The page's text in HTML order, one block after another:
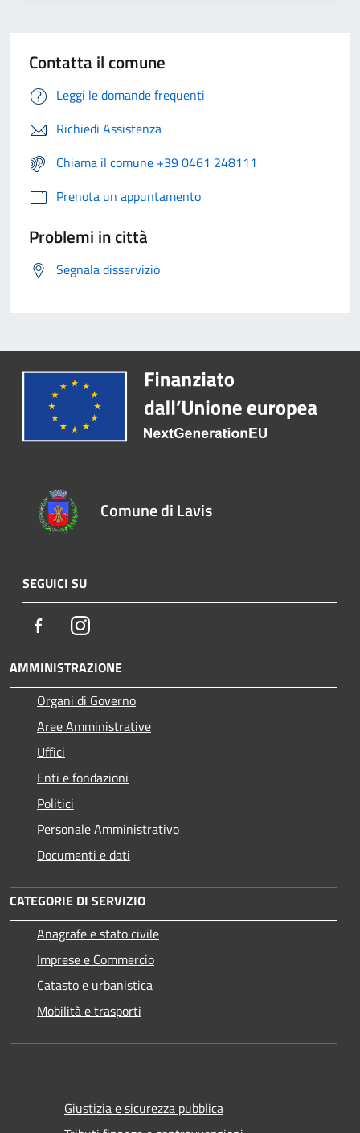
Contatta il comune
Leggi le domande frequenti
Richiedi Assistenza
Chiama il comune +39 0461 248111
Prenota un appuntamento
Problemi in città
Segnala disservizio
Comune di Lavis
SEGUICI SU
FacebookInstagram
AMMINISTRAZIONE
Organi di Governo
Aree Amministrative
Uffici
Enti e fondazioni
Politici
Personale Amministrativo
Documenti e dati
CATEGORIE DI SERVIZIO
Anagrafe e stato civile
Imprese e Commercio
Catasto e urbanistica
Mobilità e trasporti
Giustizia e sicurezza pubblica